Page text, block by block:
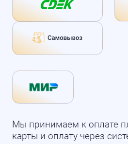
Мы принимаем к оплате
карты и оплату через